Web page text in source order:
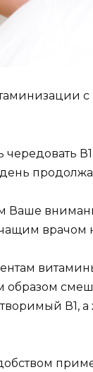
Ваше
врачом
В1,